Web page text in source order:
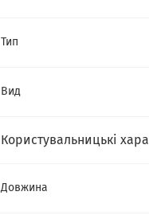
Тип
Вид
Користувальницькі
Довжина